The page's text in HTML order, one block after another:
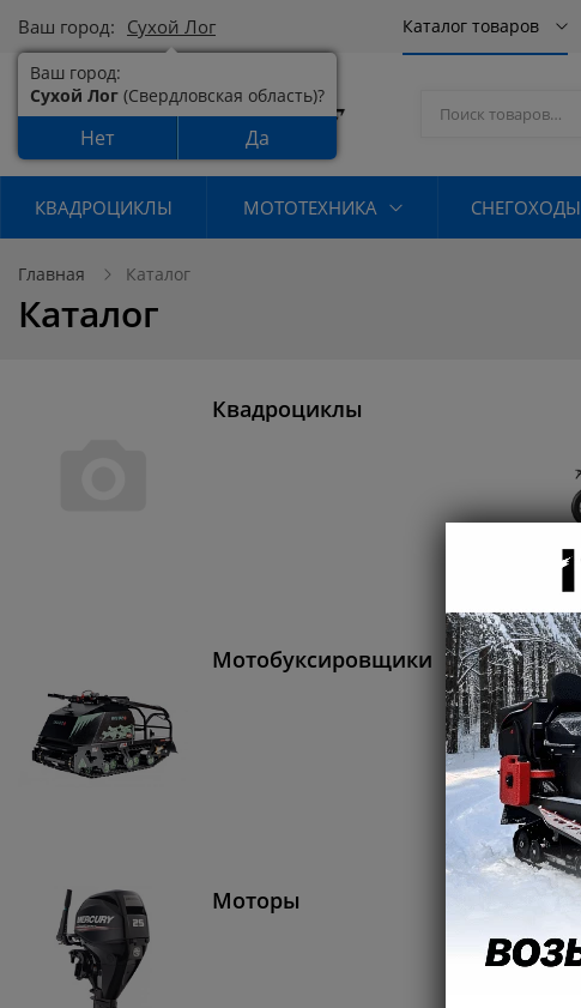
Ваш город: Сухой Лог
Ваш город:
Сухой Лог (Свердловская область)?
Нет Да
Каталог товаров
КВАДРОЦИКЛЫ МОТОТЕХНИКА СНЕГОХОДЫ
Главная Каталог
Каталог
Квадроциклы
Мотобуксировщики
Моторы